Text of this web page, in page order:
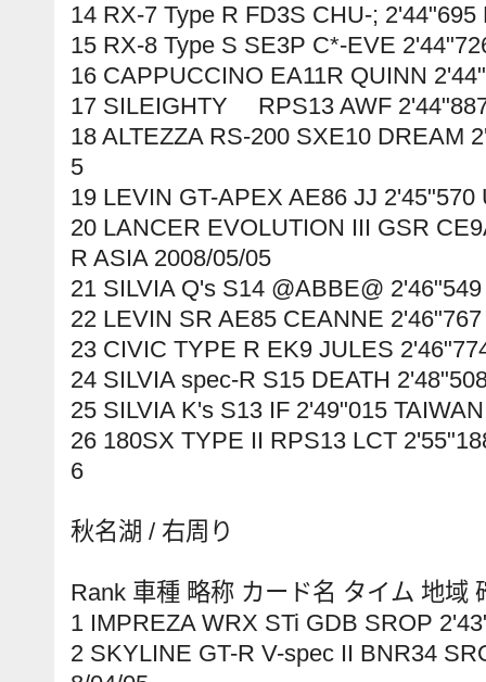
14 RX-7 Type R FD3S CHU-;
15 RX-8 Type S SE3P C*-EVE
16 CAPPUCCINO EA11R QUINN
17 SILEIGHTY RPS13 AWF
18 ALTEZZA RS-200 SXE10 DREAM
5
19 LEVIN GT-APEX AE86 JJ
20 LANCER EVOLUTION III GSR
R ASIA 2008/05/05
21 SILVIA Q's S14 @ABBE@
22 LEVIN SR AE85 CEANNE
23 CIVIC TYPE R EK9 JULES
24 SILVIA spec-R S15 DEATH
25 SILVIA K's S13 IF 2'49"015
26 180SX TYPE II RPS13 LCT
6
秋名湖 / 右周り
Rank 車種 略称 カード名 タイム 地域
1 IMPREZA WRX STi GDB SROP
2 SKYLINE GT-R V-spec II BNR34